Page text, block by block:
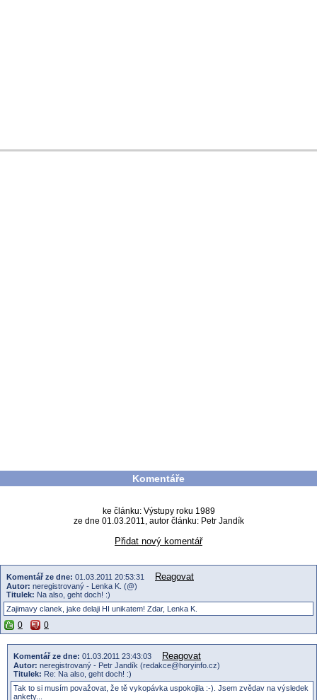
Komentáře
ke článku: Výstupy roku 1989
ze dne 01.03.2011, autor článku: Petr Jandík
Přidat nový komentář
Komentář ze dne: 01.03.2011 20:53:31 Reagovat
Autor: neregistrovaný - Lenka K. (@)
Titulek: Na also, geht doch! :)
Zajimavy clanek, jake delaji HI unikatem! Zdar, Lenka K.
0 0
Komentář ze dne: 01.03.2011 23:43:03 Reagovat
Autor: neregistrovaný - Petr Jandík (redakce@horyinfo.cz)
Titulek: Re: Na also, geht doch! :)
Tak to si musím považovat, že tě vykopávka uspokojila :-). Jsem zvědav na výsledek
ankety...